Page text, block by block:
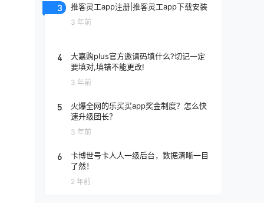
3 推客灵工app注册|推客灵工app下载安装
3 年前
4
大嘉购plus官方邀请码填什么?切记一定
要填对,填错不能更改!
3 年前
5
火爆全网的乐买买app奖金制度？怎么快
速升级团长？
3 年前
6
卡博世号卡人人一级后台，数据清晰一目
了然！
2 年前